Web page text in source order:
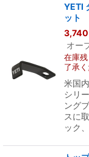
YETI
ット
3,740
オー
在庫
了承く
米国
シリ
ング
スに
ック